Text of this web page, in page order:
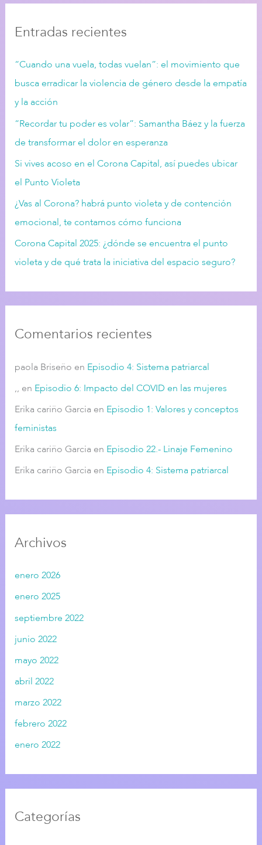
aEntradas recientes
“Cuando una vuela, todas vuelan”: el movimiento que
busca erradicar la violencia de género desde la empatía
y la acción
“Recordar tu poder es volar”: Samantha Báez y la fuerza
de transformar el dolor en esperanza
Si vives acoso en el Corona Capital, así puedes ubicar
el Punto Violeta
¿Vas al Corona? habrá punto violeta y de contención
emocional, te contamos cómo funciona
Corona Capital 2025: ¿dónde se encuentra el punto
violeta y de qué trata la iniciativa del espacio seguro?
Comentarios recientes
paola Briseño en Episodio 4: Sistema patriarcal
,, en Episodio 6: Impacto del COVID en las mujeres
Erika cariño Garcia en Episodio 1: Valores y conceptos
feministas
Erika cariño Garcia en Episodio 22.- Linaje Femenino
Erika cariño Garcia en Episodio 4: Sistema patriarcal
Archivos
enero 2026
enero 2025
septiembre 2022
junio 2022
mayo 2022
abril 2022
marzo 2022
febrero 2022
enero 2022
Categorías